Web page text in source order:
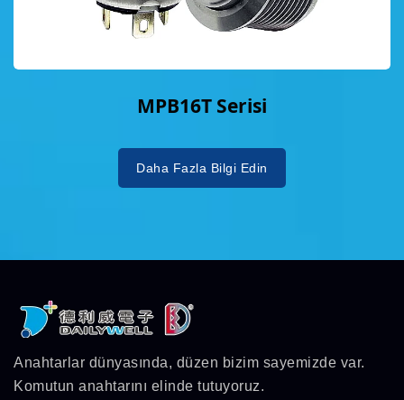
MPB16T Serisi
Daha Fazla Bilgi Edin
Anahtarlar dünyasında, düzen bizim sayemizde var.
Komutun anahtarını elinde tutuyoruz.